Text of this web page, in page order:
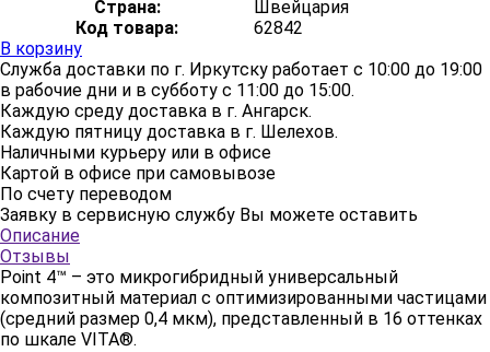
Страна:
Швейцария
Код товара:
62842
В корзину
Служба доставки по г. Иркутску работает с 10:00 до 19:00
в рабочие дни и в субботу с 11:00 до 15:00.
Каждую среду доставка в г. Ангарск.
Каждую пятницу доставка в г. Шелехов.
Наличными курьеру или в офисе
Картой в офисе при самовывозе
По счету переводом
Заявку в сервисную службу Вы можете оставить
Описание
Отзывы
Point 4™ – это микрогибридный универсальный
композитный материал с оптимизированными частицами
(средний размер 0,4 мкм), представленный в 16 оттенках
по шкале VITA®.